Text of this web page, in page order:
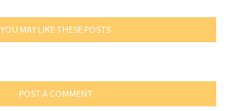
YOU MAY LIKE THESE POSTS
POST A COMMENT